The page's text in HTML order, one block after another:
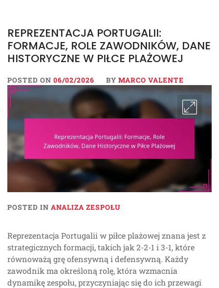
REPREZENTACJA PORTUGALII:
FORMACJE, ROLE ZAWODNIKÓW, DANE
HISTORYCZNE W PIŁCE PLAŻOWEJ
POSTED ON 06/02/2026 BY MARCO VALENTE
POSTED IN ANALIZA ZESPOŁU
Reprezentacja Portugalii w piłce plażowej znana jest z
strategicznych formacji, takich jak 2-2-1 i 3-1, które
równoważą grę ofensywną i defensywną. Każdy
zawodnik ma określoną rolę, która wzmacnia
dynamikę zespołu, przyczyniając się do ich przewagi